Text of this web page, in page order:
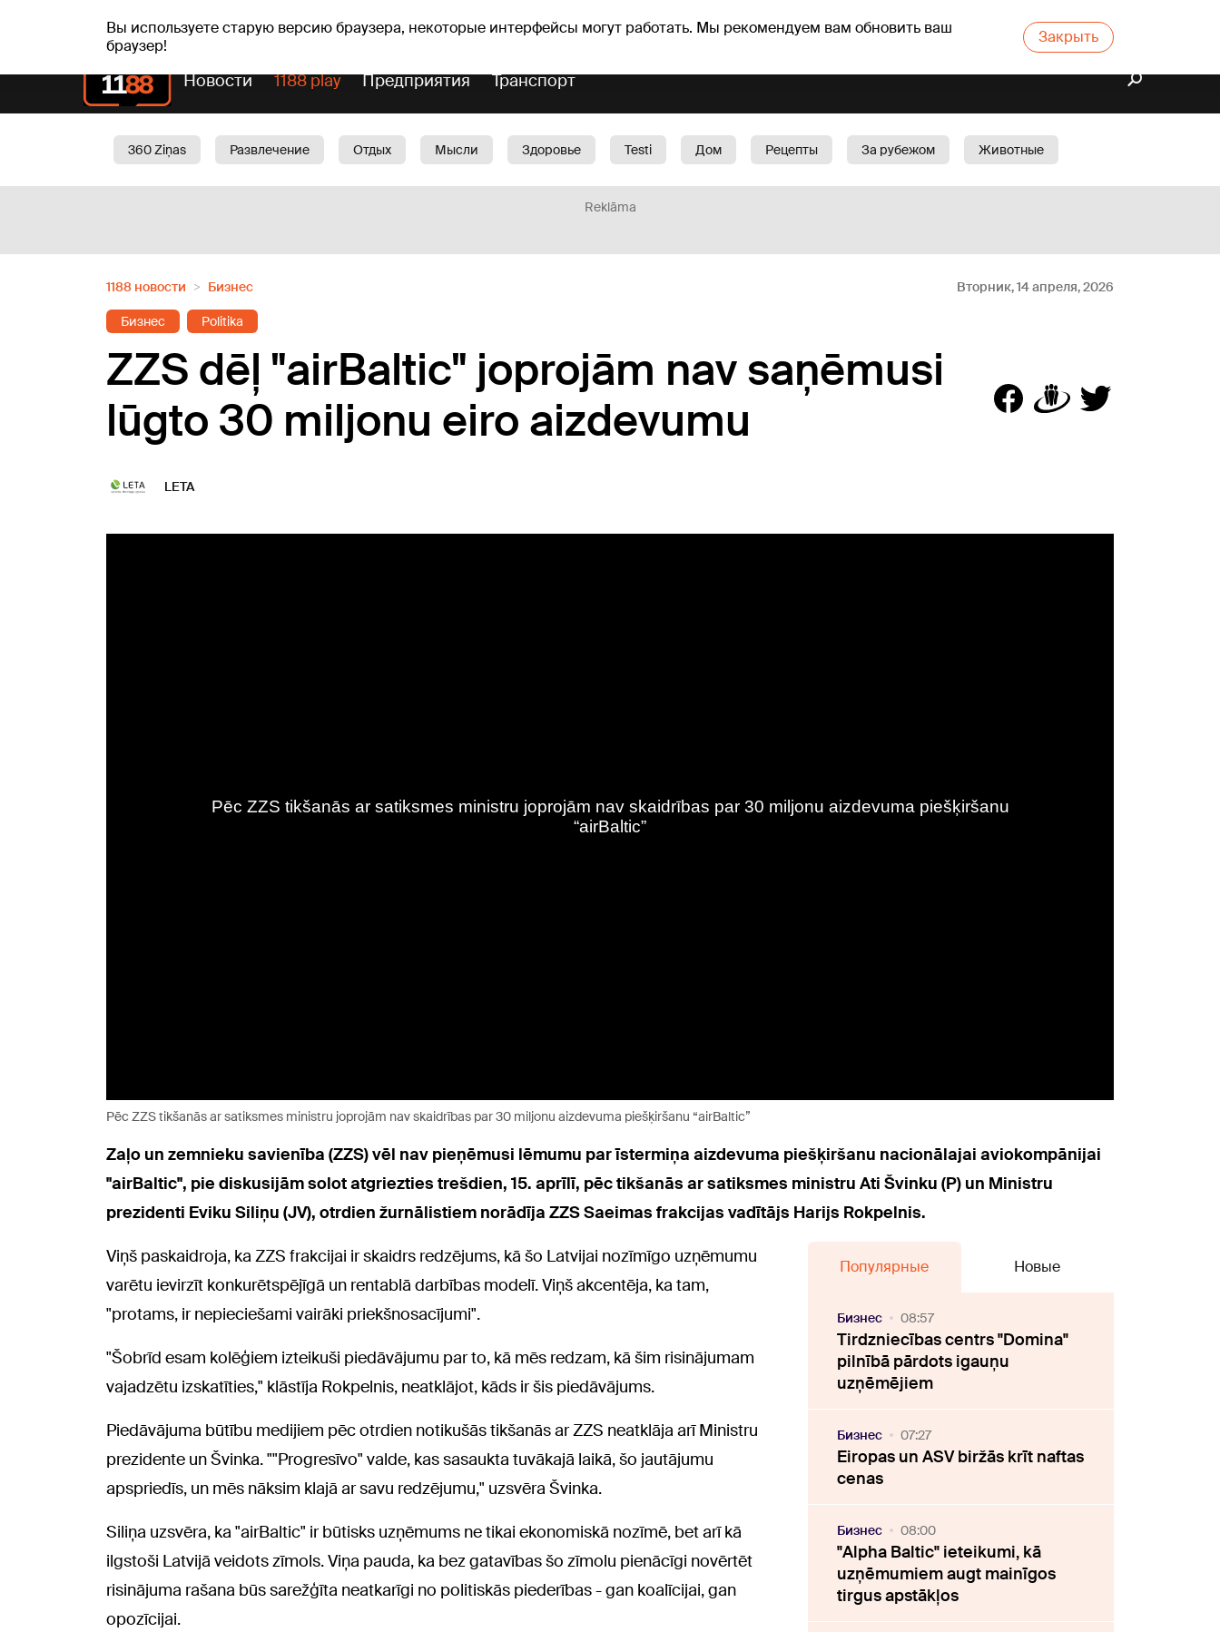
Вы используете старую версию браузера, некоторые интерфейсы могут работать. Мы рекомендуем вам обновить ваш
браузер!
Закрыть
пт, 07.08.2026. +18°C Alfrēds, Fredis, Madars Прогноз погоды Гороскопы
Новости 1188 play Предприятия Транспорт
360 Ziņas Развлечение Отдых Мысли Здоровье Testi Дом Рецепты За рубежом
Животные
Reklāma
1188 новости Бизнес Вторник, 14 апреля, 2026
Бизнес Politika
ZZS dēļ "airBaltic" joprojām nav saņēmusi
lūgto 30 miljonu eiro aizdevumu
LETA
Pēc ZZS tikšanās ar satiksmes ministru joprojām nav skaidrības par 30 miljonu aizdevuma piešķiršanu “airBaltic”
Zaļo un zemnieku savienība (ZZS) vēl nav pieņēmusi lēmumu par īstermiņa aizdevuma piešķiršanu nacionālajai aviokompānijai
"airBaltic", pie diskusijām solot atgriezties trešdien, 15. aprīlī, pēc tikšanās ar satiksmes ministru Ati Švinku (P) un Ministru
prezidenti Eviku Siliņu (JV), otrdien žurnālistiem norādīja ZZS Saeimas frakcijas vadītājs Harijs Rokpelnis.
Viņš paskaidroja, ka ZZS frakcijai ir skaidrs redzējums, kā šo Latvijai nozīmīgo uzņēmumu
varētu ievirzīt konkurētspējīgā un rentablā darbības modelī. Viņš akcentēja, ka tam,
"protams, ir nepieciešami vairāki priekšnosacījumi".
"Šobrīd esam kolēģiem izteikuši piedāvājumu par to, kā mēs redzam, kā šim risinājumam
vajadzētu izskatīties," klāstīja Rokpelnis, neatklājot, kāds ir šis piedāvājums.
Piedāvājuma būtību medijiem pēc otrdien notikušās tikšanās ar ZZS neatklāja arī Ministru
prezidente un Švinka. ""Progresīvo" valde, kas sasaukta tuvākajā laikā, šo jautājumu
apspriedīs, un mēs nāksim klajā ar savu redzējumu," uzsvēra Švinka.
Siliņa uzsvēra, ka "airBaltic" ir būtisks uzņēmums ne tikai ekonomiskā nozīmē, bet arī kā
ilgstoši Latvijā veidots zīmols. Viņa pauda, ka bez gatavības šo zīmolu pienācīgi novērtēt
risinājuma rašana būs sarežģīta neatkarīgi no politiskās piederības - gan koalīcijai, gan
opozīcijai.
Популярные Новые
Бизнес 08:57
Tirdzniecības centrs "Domina"
pilnībā pārdots igauņu
uzņēmējiem
Бизнес 07:27
Eiropas un ASV biržās krīt naftas
cenas
Бизнес 08:00
"Alpha Baltic" ieteikumi, kā
uzņēmumiem augt mainīgos
tirgus apstākļos